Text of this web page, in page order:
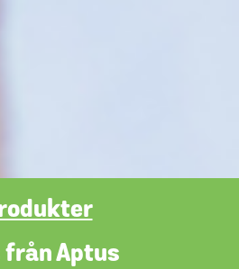
från Aptus